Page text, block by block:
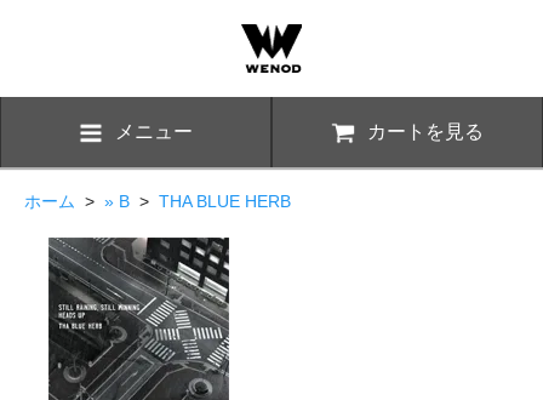
メニュー カートを見る
ホーム > » B > THA BLUE HERB